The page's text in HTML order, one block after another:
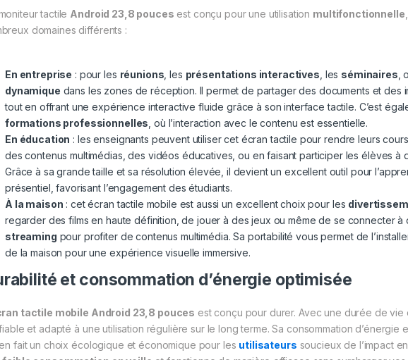
tactile Android 23,8 pouces est conçu pour une utilisation multifonctionnelle
domaines différents :
En entreprise : pour les réunions , les présentations interactives , les séminaires ,
dynamique dans les zones de réception. Il permet de partager des documents et des
tout en offrant une expérience interactive fluide grâce à son interface tactile. C’est
formations professionnelles , où l’interaction avec le contenu est essentielle.
En éducation : les enseignants peuvent utiliser cet écran tactile pour rendre leurs
des contenus multimédias, des vidéos éducatives, ou en faisant participer les élèves à
Grâce à sa grande taille et sa résolution élevée, il devient un excellent outil pour
présentiel, favorisant l’engagement des étudiants.
À la maison : cet écran tactile mobile est aussi un excellent choix pour les
regarder des films en haute définition, de jouer à des jeux ou même de se connecter à
streaming pour profiter de contenus multimédia. Sa portabilité vous permet de
de la maison pour une expérience visuelle immersive.
et consommation d’énergie optimisée
tactile mobile Android 23,8 pouces est conçu pour durer. Avec une durée de
et adapté à une utilisation régulière sur le long terme. Sa consommation d’énergie
fait un choix écologique et économique pour les utilisateurs soucieux de l’impact